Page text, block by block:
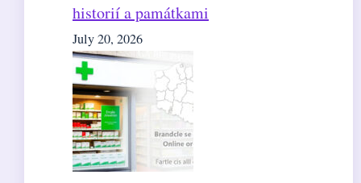
historií a památkami
July 20, 2026